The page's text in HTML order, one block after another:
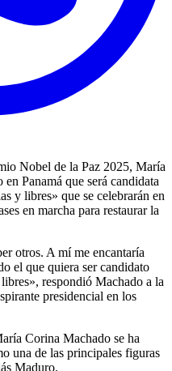
Nobel de la Paz 2025, María
Panamá que será candidata
y libres» que se celebrarán en
en marcha para restaurar la
otros. A mí me encantaría
el que quiera ser candidato
respondió Machado a la
presidencial en los
Corina Machado se ha
una de las principales figuras
Maduro.